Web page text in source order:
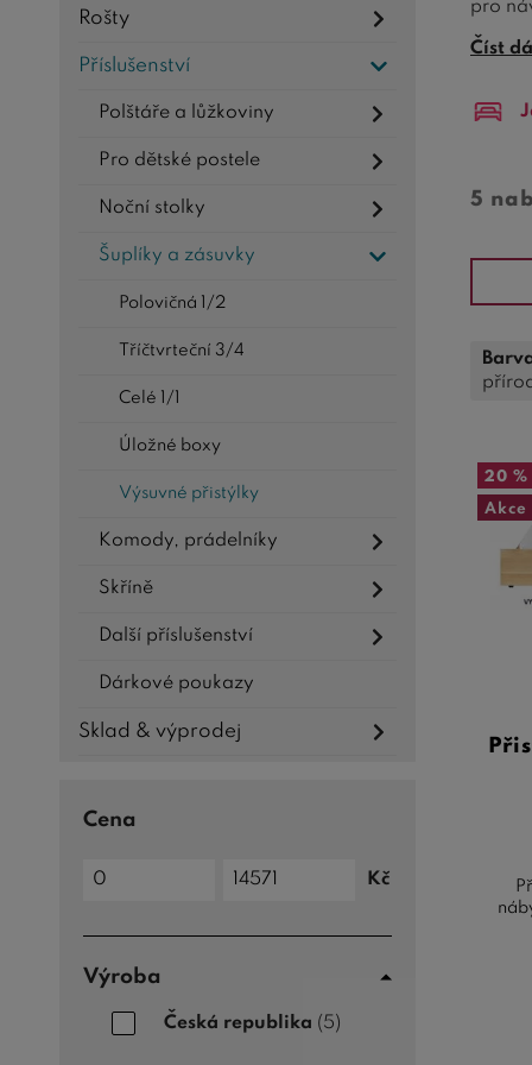
pro
Číst
Rošty
Příslušenství
Polštáře a lůžkoviny
Pro dětské postele
Noční stolky
Šuplíky a zásuvky
Polovičná 1/2
Tříčtvrteční 3/4
Celé 1/1
Úložné boxy
Výsuvné přistýlky
Komody, prádelníky
Skříně
Další příslušenství
Dárkové poukazy
Sklad & výprodej
Cena
Cena
Cena
do
Kč
Výroba
Česká republika (5)
5
20 %
Akce